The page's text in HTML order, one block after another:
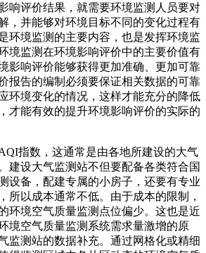
响评价结果，就需要环境监测人员要对
，并能够对环境目标不同的变化过程有
环境监测的主要内容，也是发挥环境监
境监测在环境影响评价中的主要价值有
影响评价能够获得更加准确、更加可靠
报告的编制必须要保证相关数据的可靠
环境变化的情况，这样才能充分的降低
才能有效的提升环境影响评价的实际的
指数，这通常是由各地所建设的大气
建设大气监测站不但要配备各类符合国
设备，配建专属的小房子，还要有专业
所以成本通常不低。由于成本的限制，
环境空气质量监测点位偏少。这也是近
境空气质量监测系统需求量激增的原
监测站的数据补充。通过网格化或精细